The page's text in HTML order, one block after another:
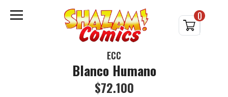
0
ECC
Blanco Humano
$72.100